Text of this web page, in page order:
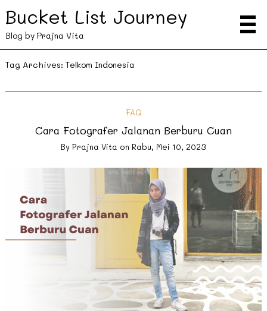
Bucket List Journey
Blog by Prajna Vita
Tag Archives: Telkom Indonesia
FAQ
Cara Fotografer Jalanan Berburu Cuan
By Prajna Vita on Rabu, Mei 10, 2023